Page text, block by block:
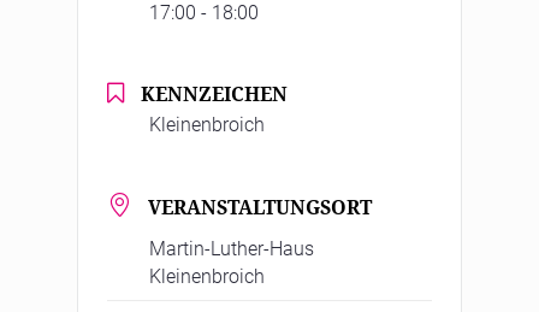
17:00 - 18:00
KENNZEICHEN
Kleinenbroich
VERANSTALTUNGSORT
Martin-Luther-Haus
Kleinenbroich